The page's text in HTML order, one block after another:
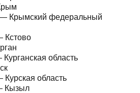
Крымский федеральный
Кстово
область
область
Кызыл